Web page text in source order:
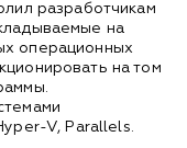
разработчикам
на
операционных
на том
V, Parallels.